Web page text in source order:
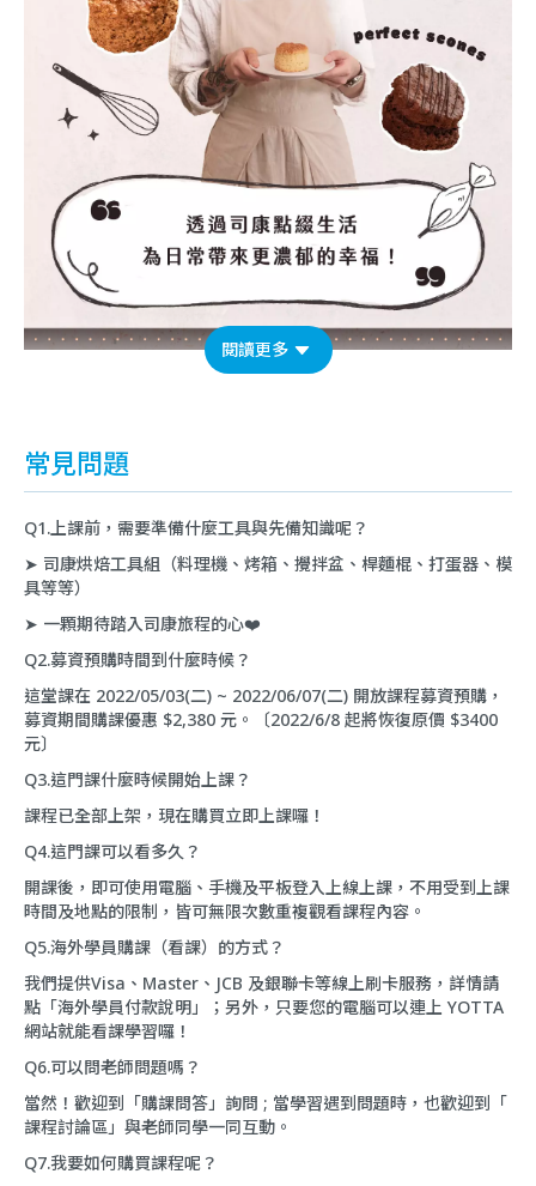
閱讀更多
常見問題
Q1.上課前，需要準備什麼工具與先備知識呢？
➤ 司康烘焙工具組（料理機、烤箱、攪拌盆、桿麵棍、打蛋器、模
具等等）
➤ 一顆期待踏入司康旅程的心❤️
Q2.募資預購時間到什麼時候？
這堂課在 2022/05/03(二) ~ 2022/06/07(二) 開放課程募資預購，
募資期間購課優惠 $2,380 元。〔2022/6/8 起將恢復原價 $3400
元〕
Q3.這門課什麼時候開始上課？
課程已全部上架，現在購買立即上課囉！
Q4.這門課可以看多久？
開課後，即可使用電腦、手機及平板登入上線上課，不用受到上課
時間及地點的限制，皆可無限次數重複觀看課程內容。
Q5.海外學員購課（看課）的方式？
我們提供Visa、Master、JCB 及銀聯卡等線上刷卡服務，詳情請
點「海外學員付款說明」；另外，只要您的電腦可以連上 YOTTA
網站就能看課學習囉！
Q6.可以問老師問題嗎？
當然！歡迎到「購課問答」詢問 ; 當學習遇到問題時，也歡迎到「
課程討論區」與老師同學一同互動。
Q7.我要如何購買課程呢？